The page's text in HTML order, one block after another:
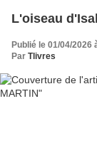
L'oiseau
Publié le 01/04/2026
Par Tlivres